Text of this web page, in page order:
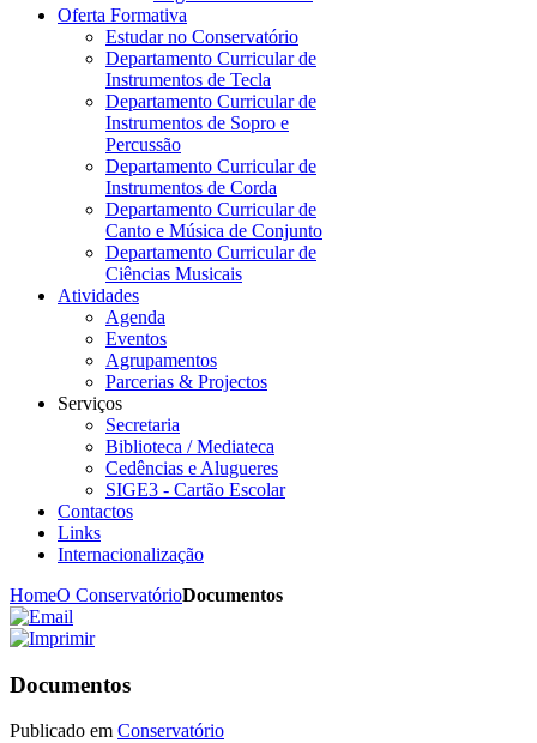
Oferta Formativa
Estudar no Conservatório
Departamento Curricular de
Instrumentos de Tecla
Departamento Curricular de
Instrumentos de Sopro e
Percussão
Departamento Curricular de
Instrumentos de Corda
Departamento Curricular de
Canto e Música de Conjunto
Departamento Curricular de
Ciências Musicais
Atividades
Agenda
Eventos
Agrupamentos
Parcerias & Projectos
Serviços
Secretaria
Biblioteca / Mediateca
Cedências e Alugueres
SIGE3 - Cartão Escolar
Contactos
Links
Internacionalização
HomeO ConservatórioDocumentos
Documentos
Publicado em Conservatório